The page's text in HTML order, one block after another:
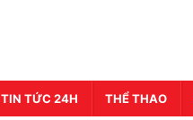
TIN TỨC 24H THỂ THAO